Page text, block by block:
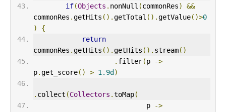
if(Objects . nonNull (commonRes)
&&
commonRes .getHits ().getTotal ().getValue()>0
)
{
return
commonRes .getHits ().getHits (). stream()
. filter(p
->
p.get_score() > 1.9d )
. collect (Collectors .toMap(
                            p
->